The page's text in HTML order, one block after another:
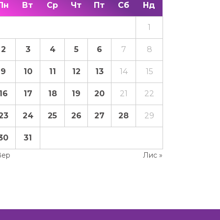
Вт Ср Чт Пт Сб Нд
Лис »
1
2 3 4 5 6 7 8
9 10 11 12 13 14 15
17 18 19 20 21 22
24 25 26 27 28 29
31